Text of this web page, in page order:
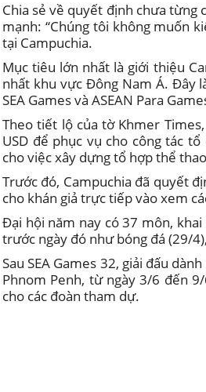
Chia sẻ về quyết định chưa từng
mạnh: “Chúng tôi không muốn
tại Campuchia.
Mục tiêu lớn nhất là giới thiệu
nhất khu vực Đông Nam Á. Đây
SEA Games và ASEAN Para
Theo tiết lộ của tờ Khmer
USD để phục vụ cho công tác
cho việc xây dựng tổ hợp thể
Trước đó, Campuchia đã quyết
cho khán giả trực tiếp vào xem
Đại hội năm nay có 37 môn,
trước ngày đó như bóng đá (29/
Sau SEA Games 32, giải đấu
Phnom Penh, từ ngày 3/6 đến
cho các đoàn tham dự.